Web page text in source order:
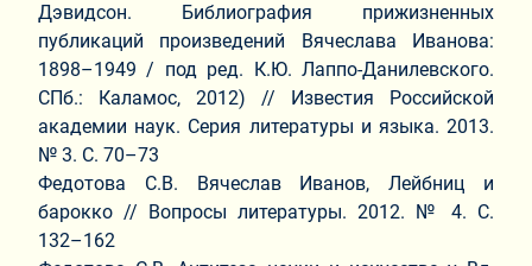
Дэвидсон. Библиография прижизненных
публикаций произведений Вячеслава Иванова:
1898–1949 / под ред. К.Ю. Лаппо-Данилевского.
СПб.: Каламос, 2012) // Известия Российской
академии наук. Серия литературы и языка. 2013.
№ 3. C. 70–73
Федотова С.В. Вячеслав Иванов, Лейбниц и
барокко // Вопросы литературы. 2012. № 4. С.
132–162